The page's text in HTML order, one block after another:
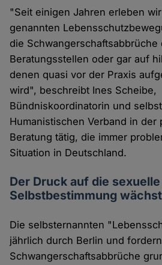
"Seit einigen Jahren erleben
genannten
die
Beratungsstellen oder gar auf
denen quasi vor der Praxis
wird", beschreibt Ines Scheibe,
Bündniskoordinatorin und
Humanistischen Verband in der
Beratung tätig, die immer
Situation in Deutschland.
Der Druck auf die sexuelle
Selbstbestimmung wächst
Die selbsternannten
jährlich durch Berlin und
Schwangerschaftsabbrüche